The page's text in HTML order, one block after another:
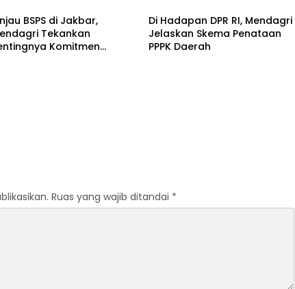
BSPS di Jakbar,
Tekankan
Komitmen
Di Hadapan DPR RI, Mendagri
Jelaskan Skema Penataan
PPPK Daerah
Ruas yang wajib ditandai *